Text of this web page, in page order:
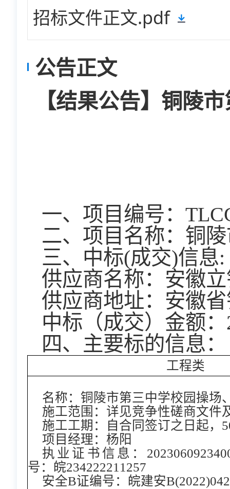
招标文件正文.pdf
公告正文
【结果公告】铜陵
一、项目编号：
二、项目名称： 铜
三、中标(成交)信息:
供应商名称：安徽
供应商地址：安徽
中标（成交）金额：
四、主要标的信息：
工程类
名称：铜陵市第三中学校园操场
施工范围：详见竞争性磋商文件
施工工期：自合同签订之日起，
项目经理：杨阳
执业证书信息：
号：皖234222211257
安全B证编号：皖建安